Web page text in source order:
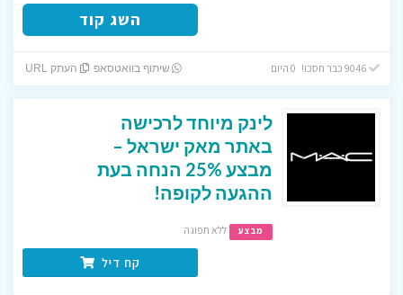
השג קוד
9046 כבר חסכו! 0 היום שיתוף בוואטסאפ העתק URL
לינק מיוחד לרכישה
באתר מאק ישראל –
מבצע 25% הנחה בעת
ההגעה לקופה!
מבצע ללא תפוגה
קח דיל